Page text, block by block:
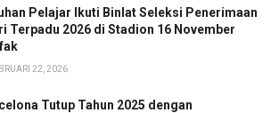
Pelajar Ikuti Binlat Seleksi Penerimaan
Terpadu 2026 di Stadion 16 November
22, 2026
Tutup Tahun 2025 dengan